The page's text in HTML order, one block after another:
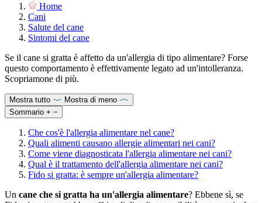
Home
Cani
Salute del cane
Sintomi del cane
Se il cane si gratta è affetto da un'allergia di tipo alimentare? Forse
questo comportamento è effettivamente legato ad un'intolleranza.
Scopriamone di più.
Mostra tutto
Mostra di meno
Sommario + −
Che cos'è l'allergia alimentare nel cane?
Quali alimenti causano allergie alimentari nei cani?
Come viene diagnosticata l'allergia alimentare nei cani?
Qual è il trattamento dell'allergia alimentare nei cani?
Fido si gratta: è sempre un'allergia alimentare?
Un cane che si gratta ha un'allergia alimentare? Ebbene sì, se